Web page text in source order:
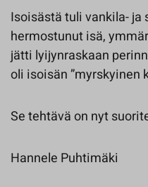
Isoisästä tuli vankila-
hermostunut isä,
jätti lyijynraskaan
oli isoisän ”myrskyinen
Se tehtävä on nyt
Hannele Puhtimäki